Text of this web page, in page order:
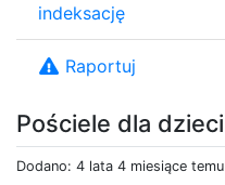
Pościele dla dzieci
Dodano: 4 lata 4 miesiące temu
indeksację
Raportuj